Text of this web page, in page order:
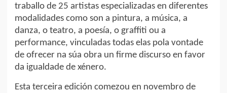
traballo de 25 artistas especializadas en diferentes
modalidades como son a pintura, a música, a
danza, o teatro, a poesía, o graffiti ou a
performance, vinculadas todas elas pola vontade
de ofrecer na súa obra un firme discurso en favor
da igualdade de xénero.
Esta terceira edición comezou en novembro de